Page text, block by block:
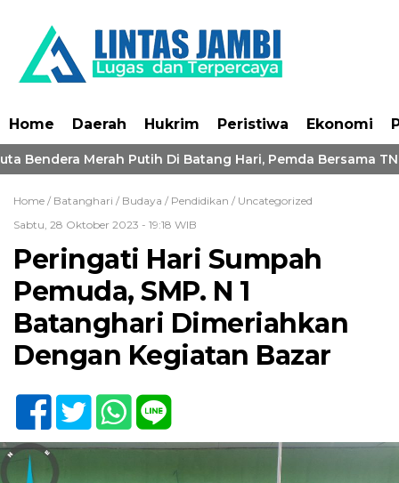
Home Daerah Hukrim Peristiwa Ekonomi
Bendera Merah Putih Di Batang Hari, Pemda Bersama
Home / Batanghari / Budaya / Pendidikan / Uncategorized
Sabtu, 28 Oktober 2023 - 19:18 WIB
Peringati Hari Sumpah
Pemuda, SMP. N 1
Batanghari Dimeriahkan
Dengan Kegiatan Bazar